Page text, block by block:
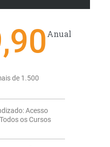
Anual
de 1.500
Acesso
os Cursos